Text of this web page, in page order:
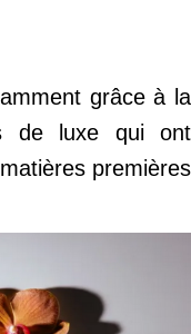
grâce à la
de luxe qui ont
premières